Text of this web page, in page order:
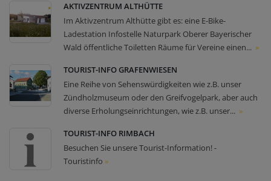
AKTIVZENTRUM ALTHÜTTE
Im Aktivzentrum Althütte gibt es: eine E-Bike-
Ladestation Infostelle Naturpark Oberer Bayerischer
Wald öffentliche Toiletten Räume für Vereine einen... »
TOURIST-INFO GRAFENWIESEN
Eine Reihe von Sehenswürdigkeiten wie z.B. unser
Zündholzmuseum oder den Greifvogelpark, aber auch
diverse Erholungseinrichtungen, wie z.B. unser... »
TOURIST-INFO RIMBACH
Besuchen Sie unsere Tourist-Information! -
Touristinfo »